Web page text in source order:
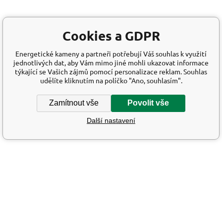
Cookies a GDPR
Energetické kameny a partneři potřebují Váš souhlas k využití
jednotlivých dat, aby Vám mimo jiné mohli ukazovat informace
týkající se Vašich zájmů pomocí personalizace reklam. Souhlas
udělíte kliknutím na políčko "Ano, souhlasím".
Zamítnout vše Povolit vše
Další nastavení